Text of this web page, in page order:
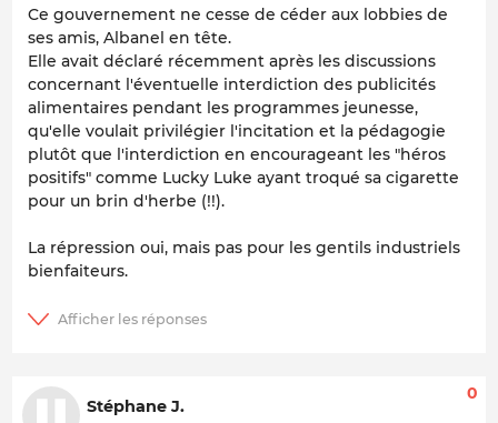
Ce gouvernement ne cesse de céder aux lobbies de
ses amis, Albanel en tête.
Elle avait déclaré récemment après les discussions
concernant l'éventuelle interdiction des publicités
alimentaires pendant les programmes jeunesse,
qu'elle voulait privilégier l'incitation et la pédagogie
plutôt que l'interdiction en encourageant les "héros
positifs" comme Lucky Luke ayant troqué sa cigarette
pour un brin d'herbe (!!).
La répression oui, mais pas pour les gentils industriels
bienfaiteurs.
Stéphane J.
0